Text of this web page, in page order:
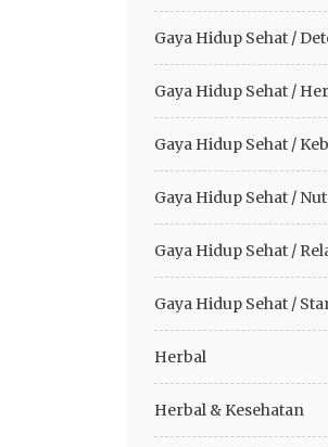
Gaya Hidup Sehat /
Gaya Hidup Sehat /
Gaya Hidup Sehat /
Gaya Hidup Sehat /
Gaya Hidup Sehat /
Gaya Hidup Sehat /
Herbal
Herbal & Kesehatan